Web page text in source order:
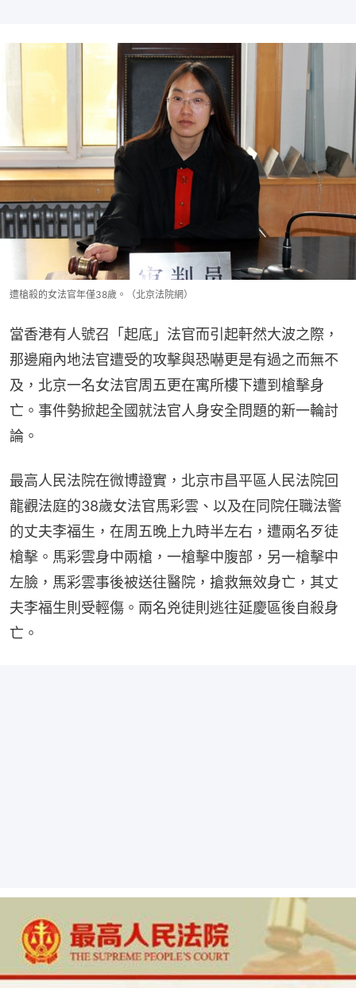
遭槍殺的女法官年僅38歲。（北京法院網）
當香港有人號召「起底」法官而引起軒然大波之際，
那邊廂內地法官遭受的攻擊與恐嚇更是有過之而無不
及，北京一名女法官周五更在寓所樓下遭到槍擊身
亡。事件勢掀起全國就法官人身安全問題的新一輪討
論。
最高人民法院在微博證實，北京市昌平區人民法院回
龍觀法庭的38歲女法官馬彩雲、以及在同院任職法警
的丈夫李福生，在周五晚上九時半左右，遭兩名歹徒
槍擊。馬彩雲身中兩槍，一槍擊中腹部，另一槍擊中
左臉，馬彩雲事後被送往醫院，搶救無效身亡，其丈
夫李福生則受輕傷。兩名兇徒則逃往延慶區後自殺身
亡。